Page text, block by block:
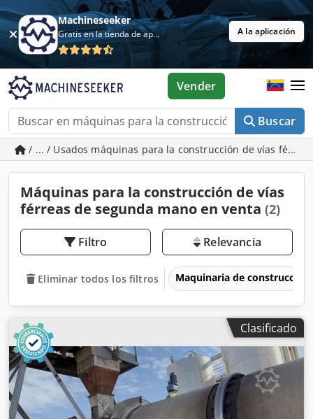
Machineseeker
Gratis en la tienda de aplicaciones A la aplicación
Buscar
Vender
/ ... / Usados máquinas para la construcción de vías
Máquinas para la construcción de vías
férreas de segunda mano en venta (2)
Filtro Relevancia
Eliminar todos los filtros Maquinaria de construcción
Clasificado